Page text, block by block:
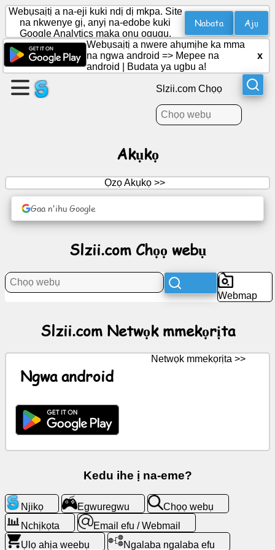
Mepụta
ibe
Mepụta
Akụkọ
Kpaa
Egwuregwu
Chọọ
Webụsaịtị a na-eji kuki ndị dị mkpa. Site
na nkwenye gị, anyị na-edobe kuki
Google Analytics maka ọnụ ọgụgụ.
Nabata Ajụ
Webụsaịtị a nwere ahụmịhe ka mma
na ngwa android => Mepee na
android
Budata ya ugbu a!
x
Slzii.com Chọọ
Akụkọ
Ọzọ Akụkọ >>
Gaa n'ihu Google
Slzii.com Chọọ webụ
Webmap
Slzii.com Netwọk mmekọrịta
Ngwa android
Netwọk mmekọrịta >>
Kedu ihe ị na-eme?
Njikọ Egwuregwu
Chọọ webụ
Nchịkọta
Email efu / Webmail
Ụlọ ahịa weebụ
Ngalaba ngalaba efu